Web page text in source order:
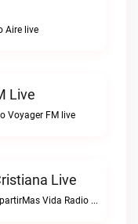
Aire live
Live
Voyager FM live
Live
Una Bendición Para CompartirMas Vida Radio Cristiana live